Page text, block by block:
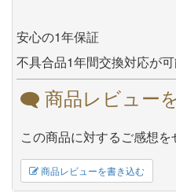
安心の1年保証
不具合品1年間交換対応が可
商品レビュー
この商品に対するご感想を
商品レビューを書き込む